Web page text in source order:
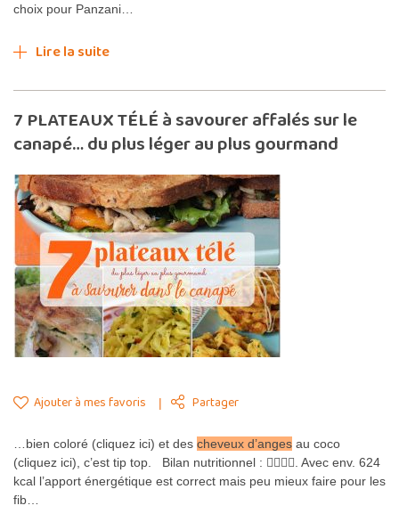
choix pour Panzani…
Lire la suite
7 PLATEAUX TÉLÉ à savourer affalés sur le
canapé… du plus léger au plus gourmand
Ajouter à mes favoris Partager
…bien coloré (cliquez ici) et des cheveux d’anges au coco
(cliquez ici), c’est tip top. Bilan nutritionnel : 👍🏾👍🏾. Avec env. 624
kcal l’apport énergétique est correct mais peu mieux faire pour les
fib…